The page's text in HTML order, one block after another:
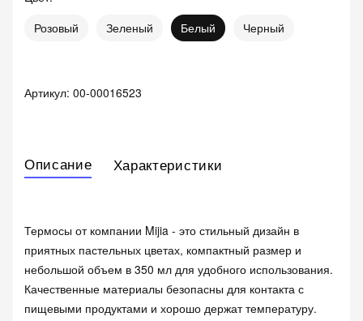
Розовый
Зеленый Белый Черный
Артикул: 00-00016523
Описание Характеристики
Термосы от компании Mijia - это стильный дизайн в
приятных пастельных цветах, компактный размер и
небольшой объем в 350 мл для удобного использования.
Качественные материалы безопасны для контакта с
пищевыми продуктами и хорошо держат температуру.